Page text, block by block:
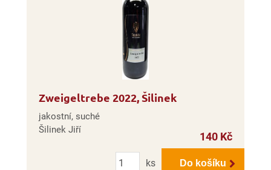
Zweigeltrebe 2022, Šilinek
jakostní, suché
Šilinek Jiří
140 Kč
Počet
ks
Do košíku